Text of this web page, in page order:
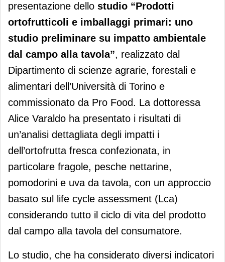
presentazione dello studio “Prodotti
ortofrutticoli e imballaggi primari: uno
studio preliminare su impatto ambientale
dal campo alla tavola”, realizzato dal
Dipartimento di scienze agrarie, forestali e
alimentari dell’Università di Torino e
commissionato da Pro Food. La dottoressa
Alice Varaldo ha presentato i risultati di
un’analisi dettagliata degli impatti i
dell’ortofrutta fresca confezionata, in
particolare fragole, pesche nettarine,
pomodorini e uva da tavola, con un approccio
basato sul life cycle assessment (Lca)
considerando tutto il ciclo di vita del prodotto
dal campo alla tavola del consumatore.
Lo studio, che ha considerato diversi indicatori